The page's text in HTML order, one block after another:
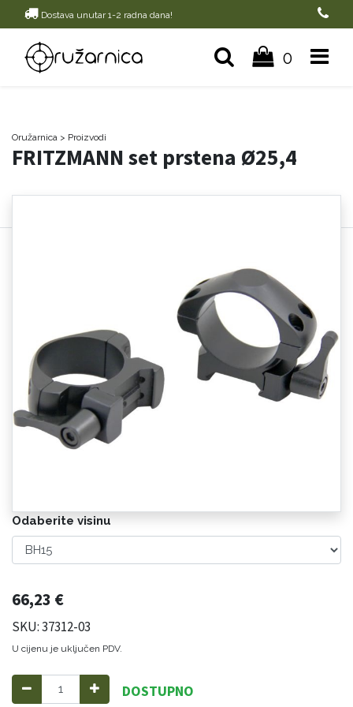
Dostava unutar 1-2 radna dana!
0
Oružarnica > Proizvodi
FRITZMANN set prstena Ø25,4
Odaberite visinu
66,23 €
SKU: 37312-03
U cijenu je uključen PDV.
DOSTUPNO